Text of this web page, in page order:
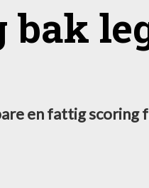
bak
en fattig scoring